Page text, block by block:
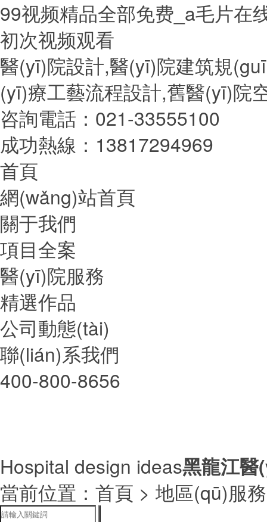
99视频精品全部免费_a毛片在
初次视频观看
醫(yī)院設計,醫(yī)院建筑規
(yī)療工藝流程設計,舊醫(yī)院
咨詢電話：021-33555100
成功熱線：13817294969
首頁
網(wǎng)站首頁
關于我們
項目全案
醫(yī)院服務
精選作品
公司動態(tài)
聯(lián)系我們
400-800-8656
Hospital design ideas黑龍江醫
當前位置： 首頁 > 地區(qū)服